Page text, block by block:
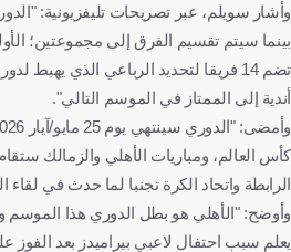
وأشار سويلم، عبر تصريحات تليفزيونية:
أندية إلى الممتاز في الموسم التالي".
كأس العالم، ومباريات الأهلي والزمالك
الرابطة واتحاد الكرة تجنبا لما حدث في لقاء
وأوضح: "الأهلي هو بطل الدوري هذا الموسم
يعلم سبب احتفال لاعبي بيراميدز بعد الفوز